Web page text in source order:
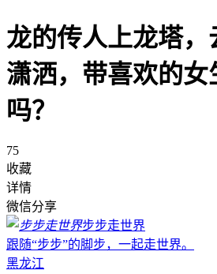
龙的传人上龙塔，
潇洒，带喜欢的女
吗？
75
收藏
详情
微信分享
步步走世界
跟随“步步”的脚步，一起走世界。
黑龙江